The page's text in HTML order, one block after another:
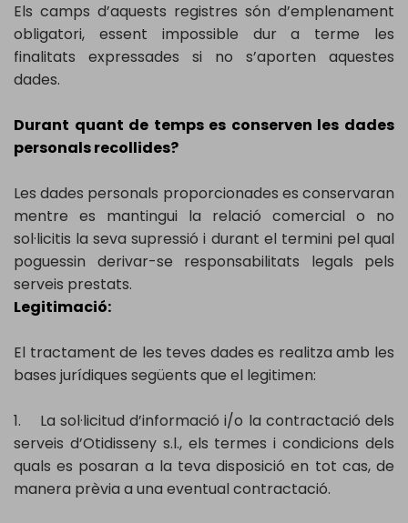
Els camps d’aquests registres són d’emplenament
obligatori, essent impossible dur a terme les
finalitats expressades si no s’aporten aquestes
dades.
Durant quant de temps es conserven les dades
personals recollides?
Les dades personals proporcionades es conservaran
mentre es mantingui la relació comercial o no
sol·licitis la seva supressió i durant el termini pel qual
poguessin derivar-se responsabilitats legals pels
serveis prestats.
Legitimació:
El tractament de les teves dades es realitza amb les
bases jurídiques següents que el legitimen:
1. La sol·licitud d’informació i/o la contractació dels
serveis d’Otidisseny s.l., els termes i condicions dels
quals es posaran a la teva disposició en tot cas, de
manera prèvia a una eventual contractació.